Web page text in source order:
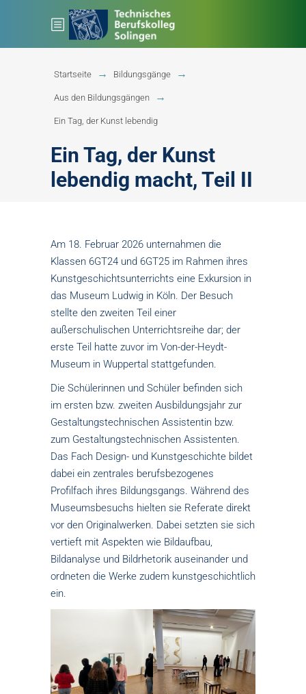
Startseite Bildungsgänge
Aus den Bildungsgängen
Ein Tag, der Kunst lebendig
Ein Tag, der Kunst
lebendig macht, Teil II
Am 18. Februar 2026 unternahmen die
Klassen 6GT24 und 6GT25 im Rahmen ihres
Kunstgeschichtsunterrichts eine Exkursion in
das Museum Ludwig in Köln. Der Besuch
stellte den zweiten Teil einer
außerschulischen Unterrichtsreihe dar; der
erste Teil hatte zuvor im Von-der-Heydt-
Museum in Wuppertal stattgefunden.
Die Schülerinnen und Schüler befinden sich
im ersten bzw. zweiten Ausbildungsjahr zur
Gestaltungstechnischen Assistentin bzw.
zum Gestaltungstechnischen Assistenten.
Das Fach Design- und Kunstgeschichte bildet
dabei ein zentrales berufsbezogenes
Profilfach ihres Bildungsgangs. Während des
Museumsbesuchs hielten sie Referate direkt
vor den Originalwerken. Dabei setzten sie sich
vertieft mit Aspekten wie Bildaufbau,
Bildanalyse und Bildrhetorik auseinander und
ordneten die Werke zudem kunstgeschichtlich
ein.